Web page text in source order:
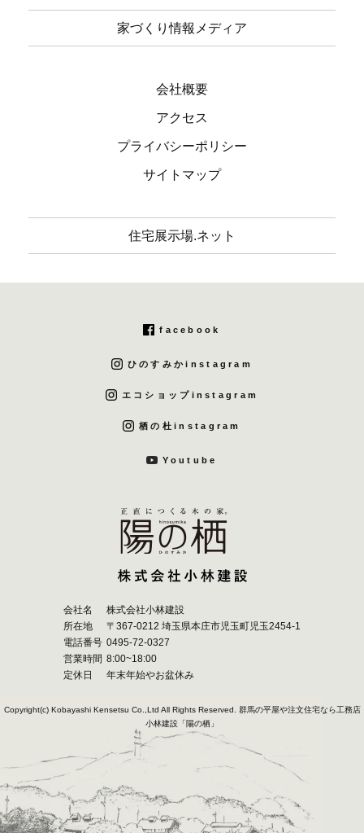
家づくり情報メディア
会社概要
アクセス
プライバシーポリシー
サイトマップ
住宅展示場.ネット
facebook
ひのすみかinstagram
エコショップinstagram
栖の杜instagram
Youtube
会社名
株式会社小林建設
所在地
〒367-0212 埼玉県本庄市児玉町児玉2454-1
電話番号 0495-72-0327
営業時間 8:00~18:00
定休日
年末年始やお盆休み
Copyright(c) Kobayashi Kensetsu Co.,Ltd All Rights Reserved. 群馬の平屋や注文住宅なら工務店
小林建設「陽の栖」